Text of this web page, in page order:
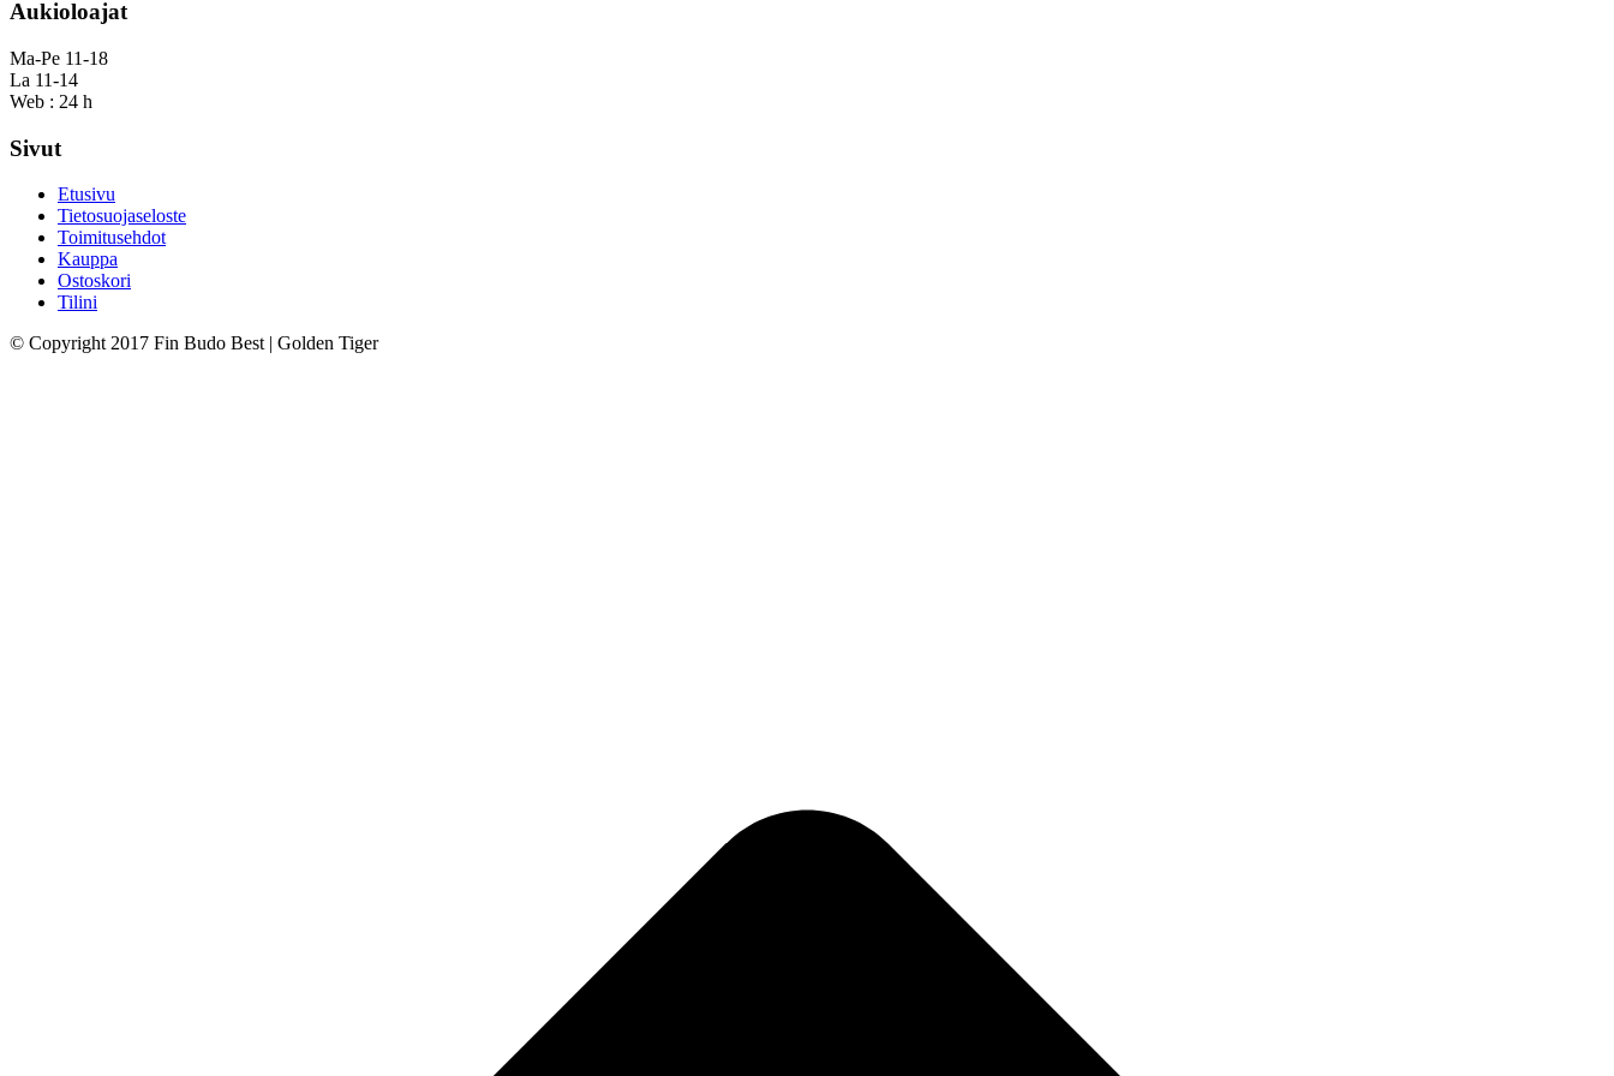
Aukioloajat
Ma-Pe 11-18
La 11-14
Web : 24 h
Sivut
Etusivu
Tietosuojaseloste
Toimitusehdot
Kauppa
Ostoskori
Tilini
© Copyright 2017 Fin Budo Best | Golden Tiger